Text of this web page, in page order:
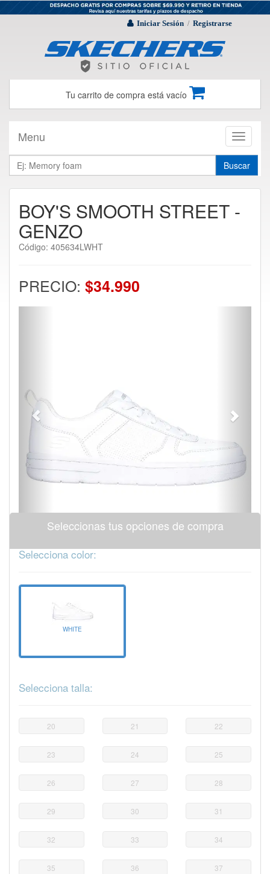
Iniciar Sesión / Registrarse
Tu carrito de compra está vacío
Toggle
Menu
Buscar
BOY'S SMOOTH STREET -
GENZO
Código: 405634LWHT
PRECIO: $34.990
Seleccionas tus opciones de compra
Selecciona color:
WHITE
Selecciona talla:
20 21 22
23 24 25
26 27 28
29 30 31
32 33 34
35 36 37